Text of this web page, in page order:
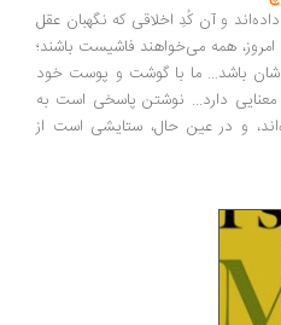
آن کُدِ اخلاقی که نگهبان عقل
همه می‌خواهند فاشیست باشند؛
ما با گوشت و پوست خود
نوشتن پاسخی است به
در عین حال، ستایشی است از